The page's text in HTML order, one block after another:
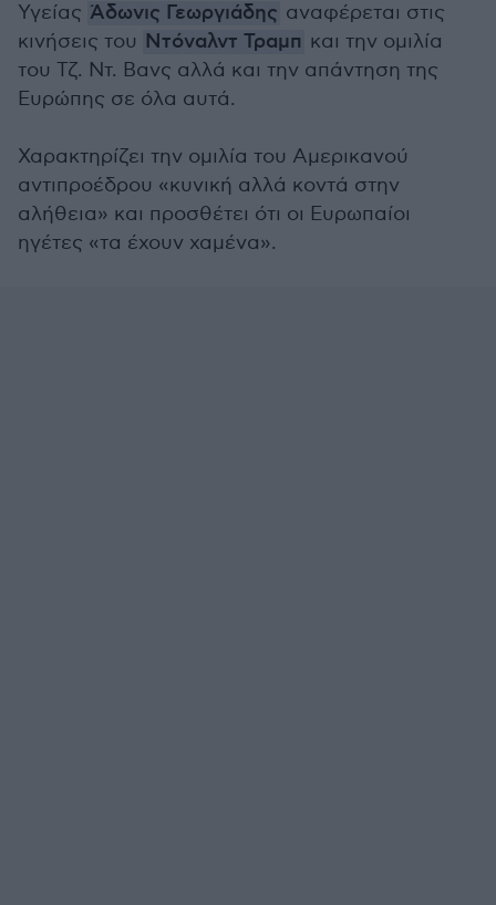
Υγείας Άδωνις Γεωργιάδης αναφέρεται στις
κινήσεις του Ντόναλντ Τραμπ και την ομιλία
του Τζ. Ντ. Βανς αλλά και την απάντηση της
Ευρώπης σε όλα αυτά.
Χαρακτηρίζει την ομιλία του Αμερικανού
αντιπροέδρου «κυνική αλλά κοντά στην
αλήθεια» και προσθέτει ότι οι Ευρωπαίοι
ηγέτες «τα έχουν χαμένα».